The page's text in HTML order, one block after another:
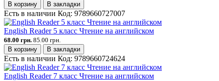
В корзину
В закладки
Есть в наличии Код: 9789660727007
English Reader 5 класс Чтение на английском
68.00 грн. 85.00 грн.
В корзину
В закладки
Есть в наличии Код: 9789660724624
English Reader 7 класс Чтение на английском